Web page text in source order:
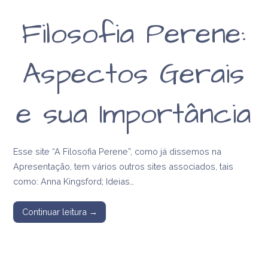
Filosofia Perene:
Aspectos Gerais
e sua Importância
Esse site “A Filosofia Perene”, como já dissemos na
Apresentação, tem vários outros sites associados, tais
como: Anna Kingsford; Ideias…
Continuar leitura →